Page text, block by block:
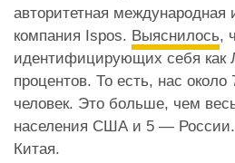
авторитетная международная
компания Ispos. Выяснилось,
идентифицирующих себя как
процентов. То есть, нас
человек. Это больше, чем
населения США и 5 —
Китая.